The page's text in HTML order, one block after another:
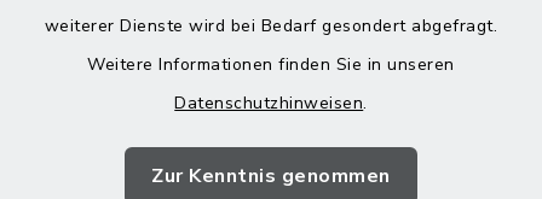
weiterer Dienste wird bei Bedarf gesondert abgefragt.
Weitere Informationen finden Sie in unseren
Datenschutzhinweisen.
Zur Kenntnis genommen
Barrierefreiheit